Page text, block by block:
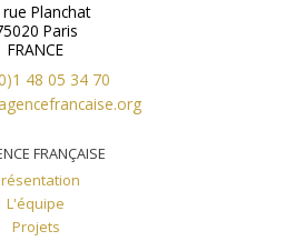
Planchat
Paris
FRANCE
48 05 34 70
FRANÇAISE
L'équipe
Projets